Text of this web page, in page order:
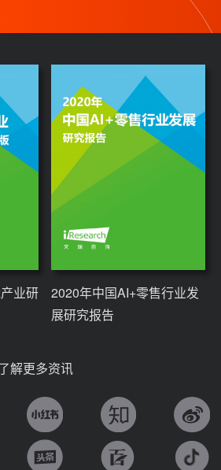
业研
2020年中国AI+零售行业发
展研究报告
解更多资讯